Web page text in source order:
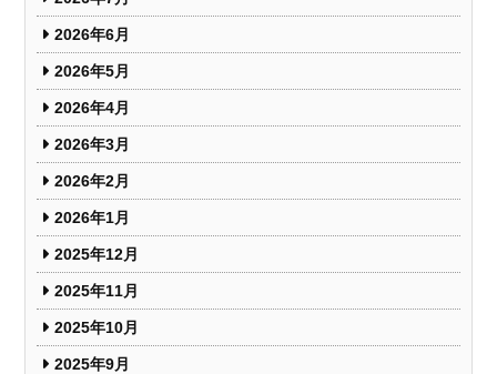
2026年6月
2026年5月
2026年4月
2026年3月
2026年2月
2026年1月
2025年12月
2025年11月
2025年10月
2025年9月